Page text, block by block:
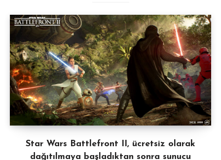
Star Wars Battlefront II, ücretsiz olarak
dağıtılmaya başladıktan sonra sunucu